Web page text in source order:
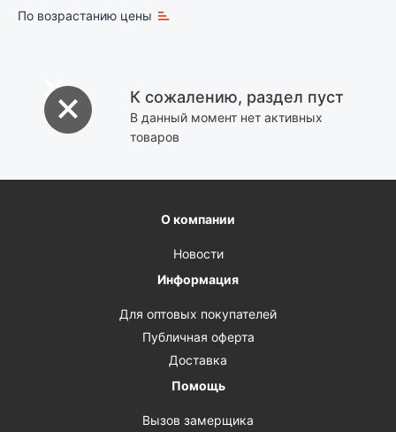
По возрастанию цены
К сожалению, раздел пуст
В данный момент нет активных
товаров
О компании
Новости
Информация
Для оптовых покупателей
Публичная оферта
Доставка
Помощь
Вызов замерщика